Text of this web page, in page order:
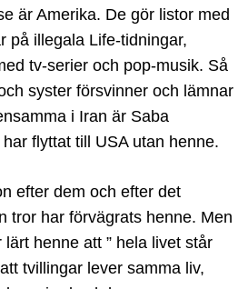
är Amerika. De gör listor med
på illegala Life-tidningar,
tv-serier och pop-musik. Så
syster försvinner och lämnar
i Iran är Saba
flyttat till USA utan henne.
efter dem och efter det
tror har förvägrats henne. Men
henne att ” hela livet står
tvillingar lever samma liv,